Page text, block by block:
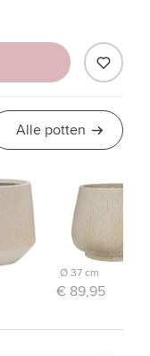
Alle potten
€ 89,95
Ø 37 cm